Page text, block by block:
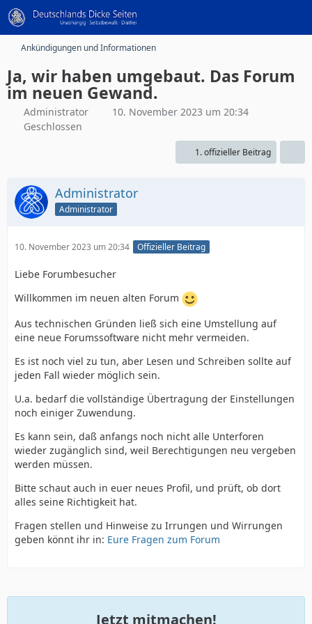
Ankündigungen und Informationen
Ja, wir haben umgebaut. Das Forum
im neuen Gewand.
Administrator
10. November 2023 um 20:34
Geschlossen
1. offizieller Beitrag
Administrator
Administrator
10. November 2023 um 20:34 Offizieller Beitrag
Liebe Forumbesucher
Willkommen im neuen alten Forum
Aus technischen Gründen ließ sich eine Umstellung auf
eine neue Forumssoftware nicht mehr vermeiden.
Es ist noch viel zu tun, aber Lesen und Schreiben sollte auf
jeden Fall wieder möglich sein.
U.a. bedarf die vollständige Übertragung der Einstellungen
noch einiger Zuwendung.
Es kann sein, daß anfangs noch nicht alle Unterforen
wieder zugänglich sind, weil Berechtigungen neu vergeben
werden müssen.
Bitte schaut auch in euer neues Profil, und prüft, ob dort
alles seine Richtigkeit hat.
Fragen stellen und Hinweise zu Irrungen und Wirrungen
geben könnt ihr in: Eure Fragen zum Forum
Jetzt mitmachen!